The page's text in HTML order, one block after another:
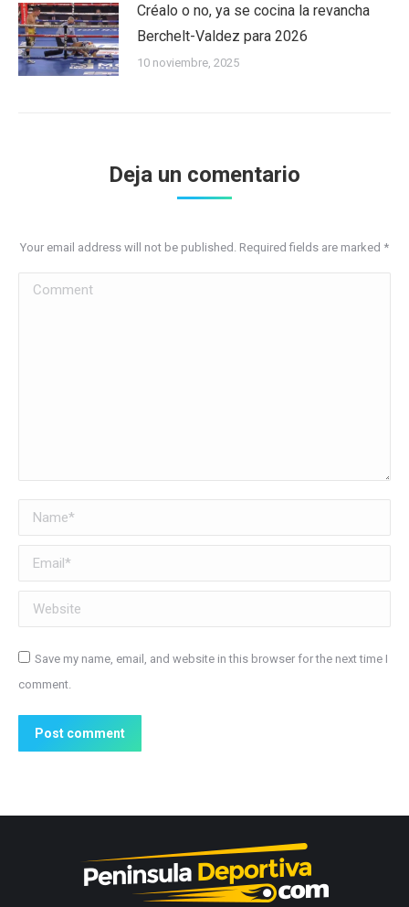
Créalo o no, ya se cocina la revancha
Berchelt-Valdez para 2026
10 noviembre, 2025
Deja un comentario
Your email address will not be published. Required fields are marked *
Comment
Name *
Email *
Website
Save my name, email, and website in this browser for the next time I
comment.
Post comment